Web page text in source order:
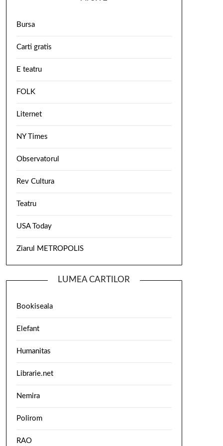
Bursa
Carti gratis
E teatru
FOLK
Liternet
NY Times
Observatorul
Rev Cultura
Teatru
USA Today
Ziarul METROPOLIS
LUMEA CARTILOR
Bookiseala
Elefant
Humanitas
Librarie.net
Nemira
Polirom
RAO